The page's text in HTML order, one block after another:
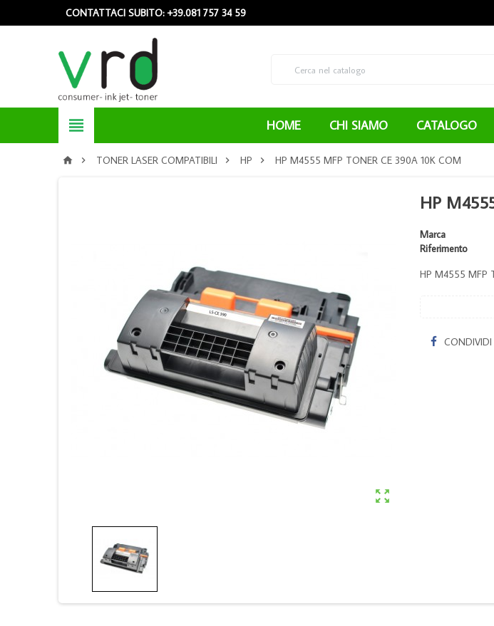
CONTATTACI SUBITO: +39.081 757 34 59
 HOME CHI SIAMO CATALOGO
  TONER LASER COMPATIBILI  HP  HP M4555 MFP TONER CE 390A 10K COM

HP
Marca
Riferimento
HP M4555 MFP
CONDIVIDI